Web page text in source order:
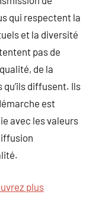
qui respectent la
et la diversité
pas de
de la
qu’ils diffusent. Ils
est
avec les valeurs
plus